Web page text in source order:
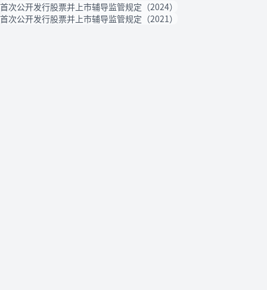
首次公开发行股票并上市辅导监管规定（2024）
首次公开发行股票并上市辅导监管规定（2021）